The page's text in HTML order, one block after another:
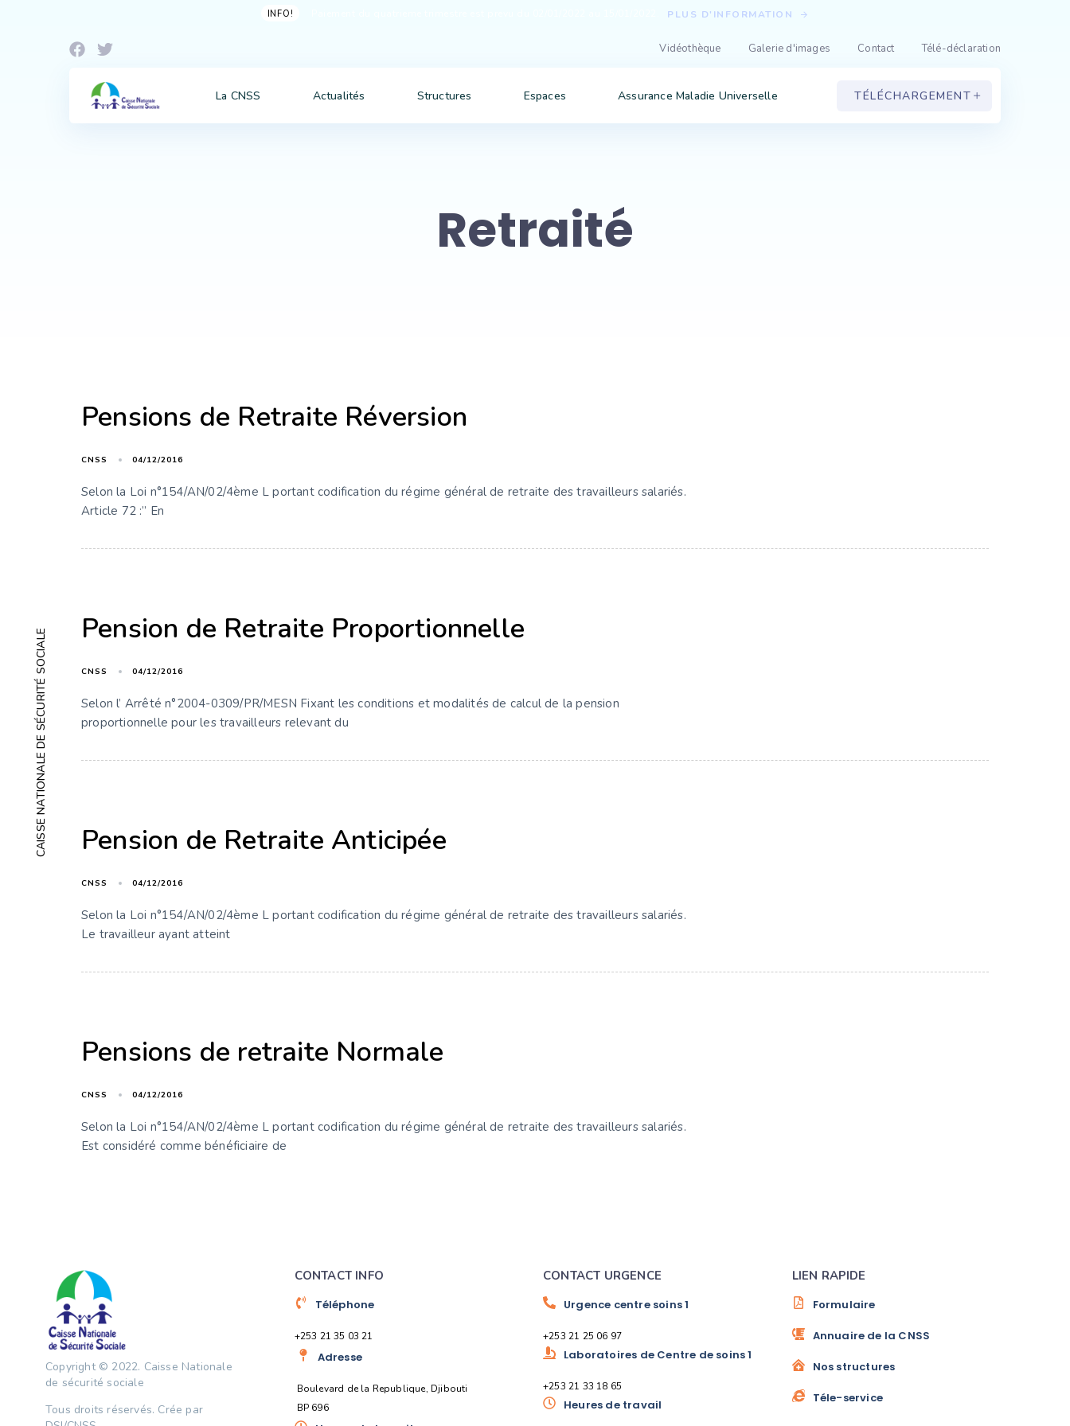
INFO! PLUS D'INFORMATION
Vidéothèque Galerie d'images Contact Télé-déclaration
La CNSS Actualités Structures Espaces Assurance Maladie Universelle TÉLÉCHARGEMENT
CAISSE NATIONALE DE SÉCURITÉ SOCIALE
Retraité
Pensions de Retraite Réversion
CNSS 04/12/2016
Selon la Loi n°154/AN/02/4ème L portant codification du régime général de retraite des travailleurs salariés.
Article 72 :” En
Pension de Retraite Proportionnelle
CNSS 04/12/2016
Selon l’ Arrêté n°2004-0309/PR/MESN Fixant les conditions et modalités de calcul de la pension
proportionnelle pour les travailleurs relevant du
Pension de Retraite Anticipée
CNSS 04/12/2016
Selon la Loi n°154/AN/02/4ème L portant codification du régime général de retraite des travailleurs salariés.
Le travailleur ayant atteint
Pensions de retraite Normale
CNSS 04/12/2016
Selon la Loi n°154/AN/02/4ème L portant codification du régime général de retraite des travailleurs salariés.
Est considéré comme bénéficiaire de
Copyright © 2022. Caisse Nationale
de sécurité sociale
Tous droits réservés. Crée par
CONTACT INFO
Téléphone
+253 21 35 03 21
Adresse
Boulevard de la Republique, Djibouti
BP 696
CONTACT URGENCE
Urgence centre soins 1
+253 21 25 06 97
Laboratoires de Centre de soins 1
+253 21 33 18 65
Heures de travail
LIEN RAPIDE
Formulaire
Annuaire de la CNSS
Nos structures
Téle-service